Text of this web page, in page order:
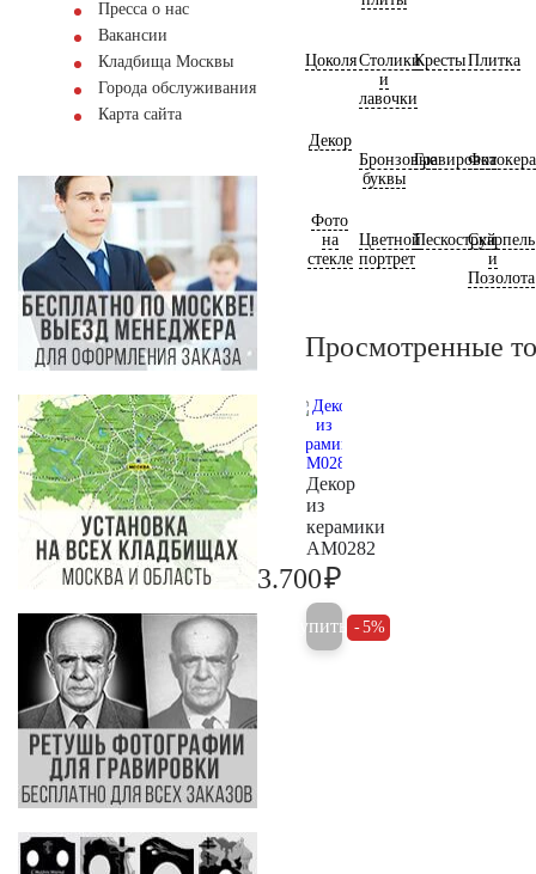
Пресса о нас
Вакансии
Кладбища Москвы
Города обслуживания
Карта сайта
ЦоколяСтолики
и
лавочки
КрестыПлитка
Декор
Бронзовые
буквы
Гравировка
Фото
на
стекле
Цветной
портрет
ПескоструйСкарпель
и
Позолота
Просмотренные
Декор
из
керамики
AM0282
3.700₽
Купить 5%